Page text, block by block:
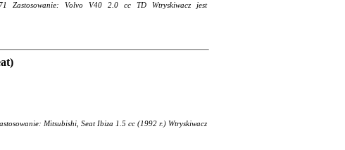
Zastosowanie: Volvo V40 2.0 cc TD Wtryskiwacz jest
Mitsubishi, Seat Ibiza 1.5 cc (1992 r.) Wtryskiwacz